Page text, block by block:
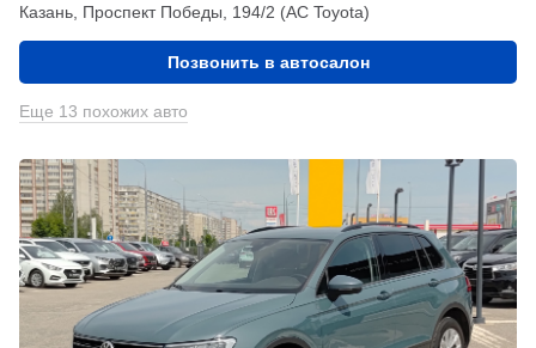
Казань, Проспект Победы, 194/2 (АС Toyota)
Позвонить в автосалон
Еще 13 похожих авто